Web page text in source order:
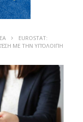
EUROSTAT:
ΜΕ ΤΗΝ ΥΠΌΛΟΙΠΗ